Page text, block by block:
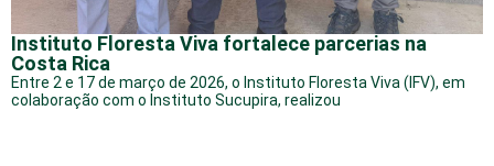
Instituto Floresta Viva fortalece parcerias na
Costa Rica
Entre 2 e 17 de março de 2026, o Instituto Floresta Viva (IFV), em
colaboração com o Instituto Sucupira, realizou